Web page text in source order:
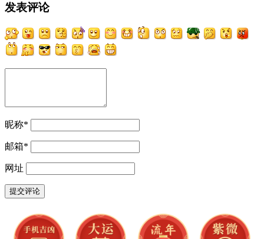
发表评论
昵称*
邮箱*
网址